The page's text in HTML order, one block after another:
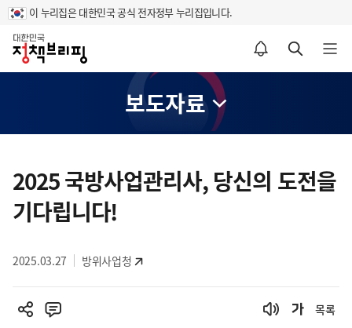
이 누리집은 대한민국 공식 전자정부 누리집입니다.
홈
알림설정 바로가기 검색 바로가기 메뉴 열기
보도자료
텐
츠
영
2025 국방사업관리사, 당신의 도전을
기다립니다!
2025.03.27 방위사업청
목록